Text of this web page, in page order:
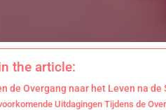
the article:
de Overgang naar het Leven na de
Uitdagingen Tijdens de